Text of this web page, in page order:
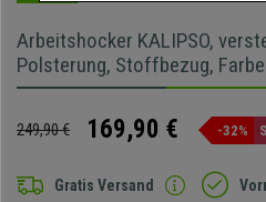
Arbeitshocker KALIPSO,
Polsterung, Stoffbezug,
249,90 € 169,90 € -32%
Gratis Versand